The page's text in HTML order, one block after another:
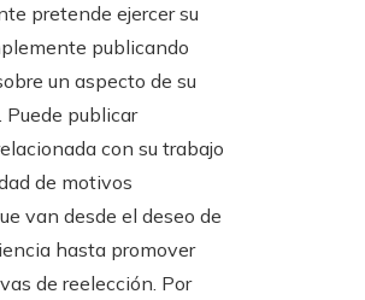
pretende ejercer su
publicando
un aspecto de su
publicar
con su trabajo
de motivos
van desde el deseo de
hasta promover
de reelección. Por